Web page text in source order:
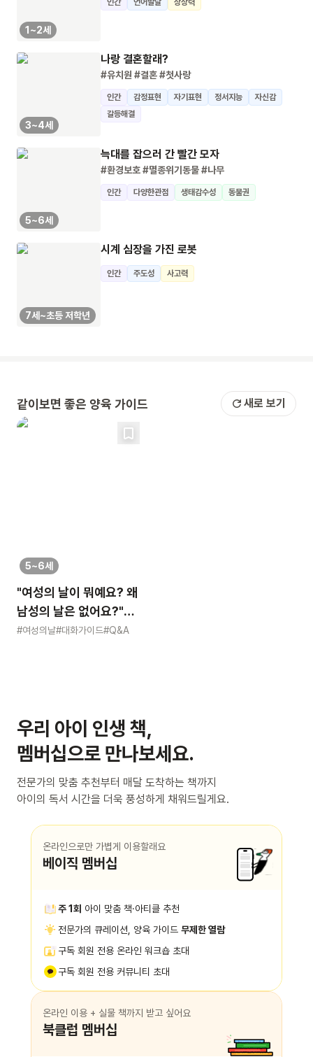
1~2세
인간 언어발달 상상력
3~4세
나랑 결혼할래?
#유치원 #결혼#첫사랑
인간 감정표현 자기표현 정서지능
자신감
갈등해결
5~6세
늑대를 잡으러 간 빨간 모자
#환경보호#멸종위기동물#나무
인간 다양한관점 생태감수성 동물권
7세~초등 저학년
시계 심장을 가진 로봇
인간 주도성 사고력
같이보면 좋은 양육 가이드 새로 보기
5~6세
"여성의 날이 뭐예요? 왜
남성의 날은 없어요?"
묻는 어린이에게 이렇게
#여성의날#대화가이드#Q&A
우리 아이 인생 책,
멤버십으로 만나보세요.
전문가의 맞춤 추천부터 매달 도착하는 책까지
아이의 독서 시간을 더욱 풍성하게 채워드릴게요.
온라인으로만 가볍게 이용할래요
베이직 멤버십
주 1회 아이 맞춤 책·아티클 추천
전문가의 큐레이션, 양육 가이드 무제한 열람
구독 회원 전용 온라인 워크숍 초대
구독 회원 전용 커뮤니티 초대
온라인 이용 + 실물 책까지 받고 싶어요
북클럽 멤버십